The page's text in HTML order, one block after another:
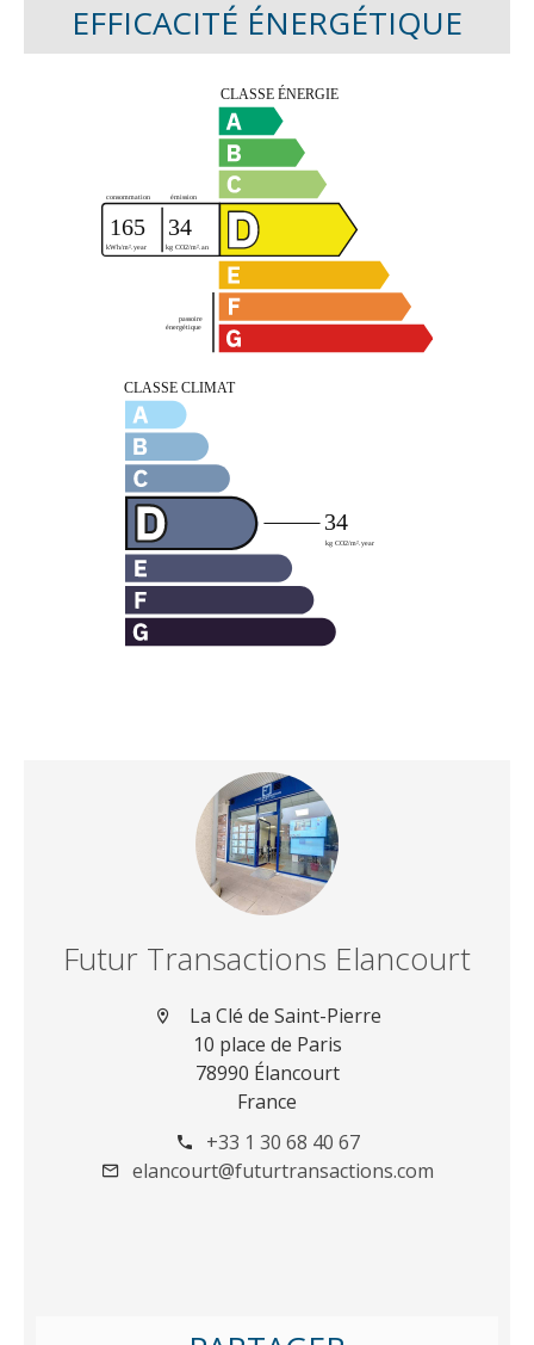
EFFICACITÉ ÉNERGÉTIQUE
Futur Transactions Elancourt
La Clé de Saint-Pierre
10 place de Paris
78990 Élancourt
France
+33 1 30 68 40 67
elancourt@futurtransactions.com